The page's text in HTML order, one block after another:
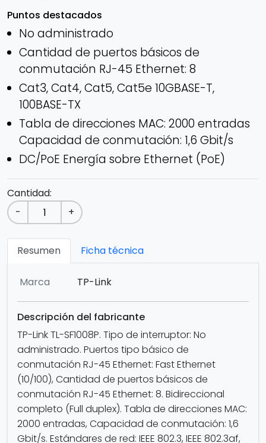
Puntos destacados
No administrado
Cantidad de puertos básicos de
conmutación RJ-45 Ethernet: 8
Cat3, Cat4, Cat5, Cat5e 10GBASE-T,
100BASE-TX
Tabla de direcciones MAC: 2000 entradas
Capacidad de conmutación: 1,6 Gbit/s
DC/PoE Energía sobre Ethernet (PoE)
Cantidad:
-
+
Resumen Ficha técnica
Marca TP-Link
Descripción del fabricante
TP-Link TL-SF1008P. Tipo de interruptor: No
administrado. Puertos tipo básico de
conmutación RJ-45 Ethernet: Fast Ethernet
(10/100), Cantidad de puertos básicos de
conmutación RJ-45 Ethernet: 8. Bidireccional
completo (Full duplex). Tabla de direcciones MAC:
2000 entradas, Capacidad de conmutación: 1,6
Gbit/s. Estándares de red: IEEE 802.3, IEEE 802.3af,